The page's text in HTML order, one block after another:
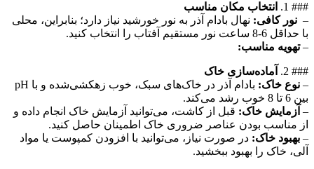
### 1.
انتخاب مکان مناسب
– نور کافی: نهال بادام آذر به نور خورشید نیاز دارد؛ بنابراین، محلی
با حداقل 6-8 ساعت نور مستقیم آفتاب را انتخاب کنید.
–تهویه مناسب:
### 2.
آماده‌سازی خاک
– نوع خاک:
بادام آذر در خاک‌های سبک، خوب زهکشی‌شده و با pH
بین 6 تا 8 خوب رشد می‌کند.
– آزمایش خاک: قبل از کاشت، می‌توانید آزمایش خاک انجام داده و
از مناسب بودن عناصر ضروری خاک اطمینان حاصل کنید.
– بهبود خاک: در صورت نیاز، می‌توانید با افزودن کمپوست یا مواد
آلی، خاک را بهبود ببخشید.